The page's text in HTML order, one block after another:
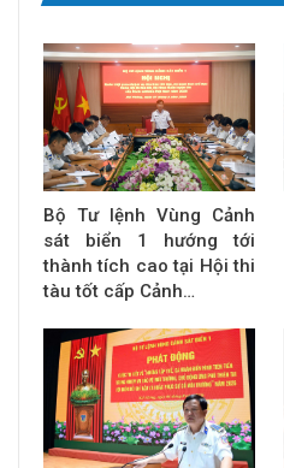
Bộ Tư lệnh Vùng Cảnh
sát biển 1 hướng tới
thành tích cao tại Hội thi
tàu tốt cấp Cảnh…